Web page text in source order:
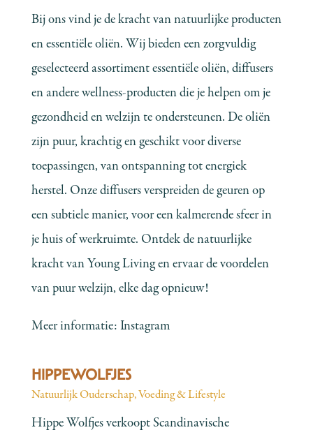
Bij ons vind je de kracht van natuurlijke producten
en essentiële oliën. Wij bieden een zorgvuldig
geselecteerd assortiment essentiële oliën, diffusers
en andere wellness-producten die je helpen om je
gezondheid en welzijn te ondersteunen. De oliën
zijn puur, krachtig en geschikt voor diverse
toepassingen, van ontspanning tot energiek
herstel. Onze diffusers verspreiden de geuren op
een subtiele manier, voor een kalmerende sfeer in
je huis of werkruimte. Ontdek de natuurlijke
kracht van Young Living en ervaar de voordelen
van puur welzijn, elke dag opnieuw!
Meer informatie:Instagram
HIPPEWOLFJES
Natuurlijk Ouderschap,Voeding & Lifestyle
Hippe Wolfjes verkoopt Scandinavische